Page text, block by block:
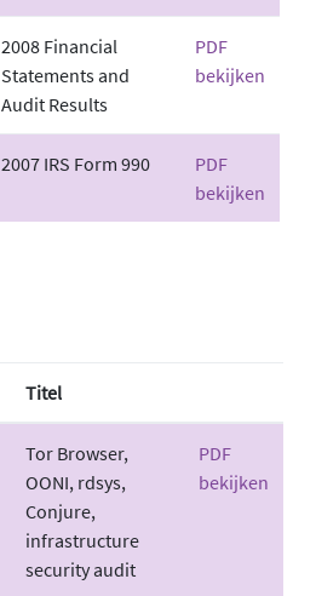
2008 Financial
Statements and
Audit Results
PDF
bekijken
2007 IRS Form 990
PDF
bekijken
Titel
Tor Browser,
OONI, rdsys,
Conjure,
infrastructure
security audit
PDF
bekijken